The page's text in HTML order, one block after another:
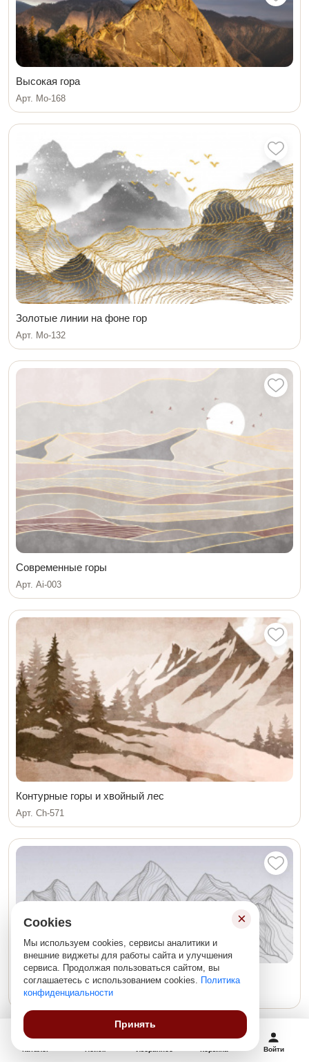
Высокая гора
Арт. Mo-168
Золотые линии на фоне гор
Арт. Мо-132
Современные горы
Арт. Ai-003
Контурные горы и хвойный лес
Арт. Ch-571
Горы на сером фоне
Арт. Мо-113
Каталог Войти
×
Cookies
Мы используем cookies, сервисы аналитики и
внешние виджеты для работы сайта и улучшения
сервиса. Продолжая пользоваться сайтом, вы
соглашаетесь с использованием cookies. Политика
конфиденциальности
Принять